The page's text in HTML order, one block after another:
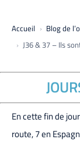
Accueil
Blog de
J36 & 37 – Ils
En cette fin de
route, 7 en